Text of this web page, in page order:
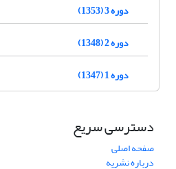
دوره 3 (1353)
دوره 2 (1348)
دوره 1 (1347)
دسترسی سریع
صفحه اصلی
درباره نشریه